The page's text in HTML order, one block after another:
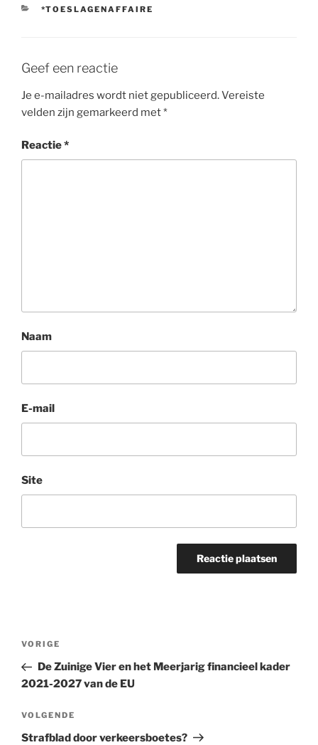
CATEGORIEËN
*TOESLAGENAFFAIRE
Geef een reactie
Je e-mailadres wordt niet gepubliceerd.Vereiste
velden zijn gemarkeerd met*
Reactie*
Naam
E-mail
Site
Bericht
Vorig
bericht
VORIGE
De Zuinige Vier en het Meerjarig financieel kader
2021-2027 van de EU
Volgend
bericht
VOLGENDE
Strafblad door verkeersboetes?